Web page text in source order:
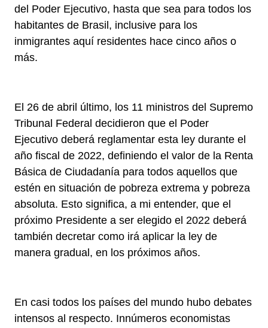
del Poder Ejecutivo, hasta que sea para todos los
habitantes de Brasil, inclusive para los
inmigrantes aquí residentes hace cinco años o
más.
El 26 de abril último, los 11 ministros del Supremo
Tribunal Federal decidieron que el Poder
Ejecutivo deberá reglamentar esta ley durante el
año fiscal de 2022, definiendo el valor de la Renta
Básica de Ciudadanía para todos aquellos que
estén en situación de pobreza extrema y pobreza
absoluta. Esto significa, a mi entender, que el
próximo Presidente a ser elegido el 2022 deberá
también decretar como irá aplicar la ley de
manera gradual, en los próximos años.
En casi todos los países del mundo hubo debates
intensos al respecto. Innúmeros economistas